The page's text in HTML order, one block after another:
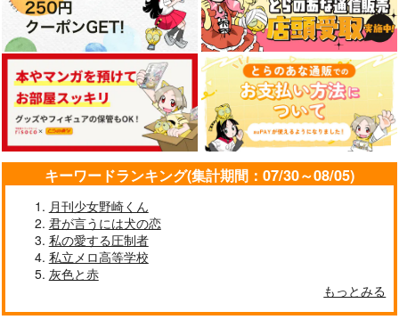
キーワードランキング(集計期間：07/30～08/05)
月刊少女野崎くん
君が言うには犬の恋
私の愛する圧制者
私立メロ高等学校
灰色と赤
もっとみる